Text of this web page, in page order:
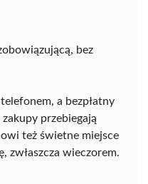
bez
a bezpłatny
przebiegają
też świetne miejsce
zwłaszcza wieczorem.